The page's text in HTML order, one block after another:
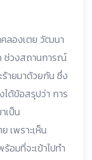
ลองเตย วัฒนา
ช่วงสถานการณ์
ร้ายมาด้วยกัน ซึ่ง
ด้ข้อสรุปว่า การ
เป็น
เพราะเห็น
มที่จะเข้าไปทำ